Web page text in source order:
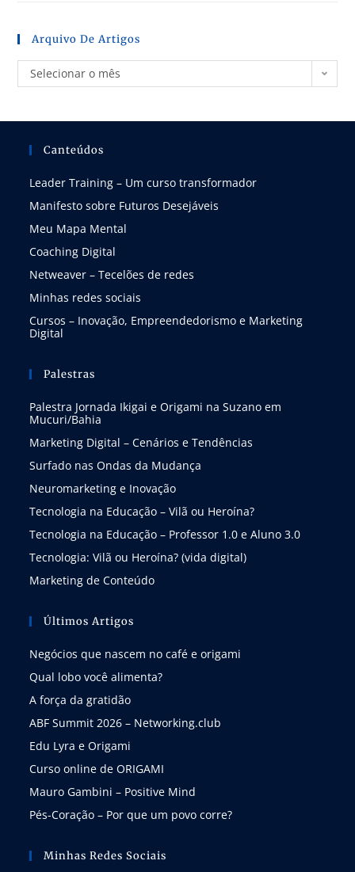
Arquivo De Artigos
Selecionar o mês
Canteúdos
Leader Training – Um curso transformador
Manifesto sobre Futuros Desejáveis
Meu Mapa Mental
Coaching Digital
Netweaver – Tecelões de redes
Minhas redes sociais
Cursos – Inovação, Empreendedorismo e Marketing
Digital
Palestras
Palestra Jornada Ikigai e Origami na Suzano em
Mucuri/Bahia
Marketing Digital – Cenários e Tendências
Surfado nas Ondas da Mudança
Neuromarketing e Inovação
Tecnologia na Educação – Vilã ou Heroína?
Tecnologia na Educação – Professor 1.0 e Aluno 3.0
Tecnologia: Vilã ou Heroína? (vida digital)
Marketing de Conteúdo
Últimos Artigos
Negócios que nascem no café e origami
Qual lobo você alimenta?
A força da gratidão
ABF Summit 2026 – Networking.club
Edu Lyra e Origami
Curso online de ORIGAMI
Mauro Gambini – Positive Mind
Pés-Coração – Por que um povo corre?
Minhas Redes Sociais